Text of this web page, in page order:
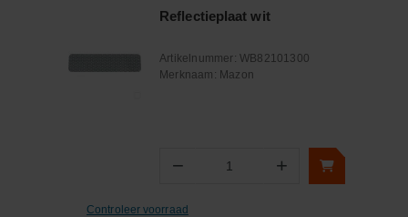
Reflectieplaat wit
Artikelnummer: WB82101300
Merknaam: Mazon
− Aantal +
Controleer voorraad